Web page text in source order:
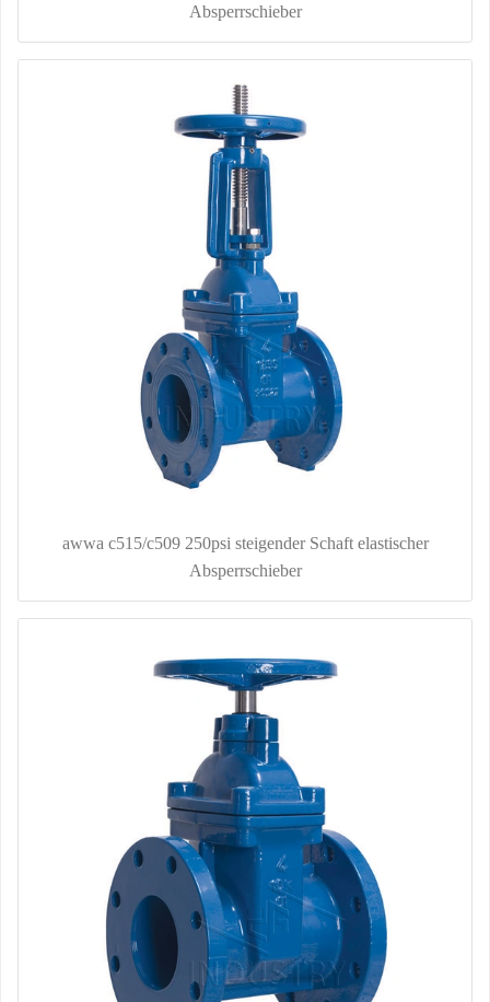
Absperrschieber
awwa c515/c509 250psi steigender Schaft elastischer
Absperrschieber